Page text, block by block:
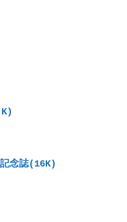
念誌(16K)